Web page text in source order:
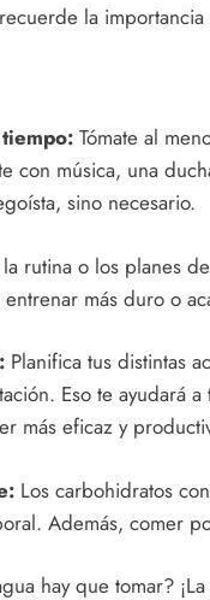
la
Tómate al
con música, una
sino necesario.
rutina o los planes
más duro o
Planifica tus distintas
Eso te ayudará
más eficaz y
Los carbohidratos
Además, comer
hay que tomar?